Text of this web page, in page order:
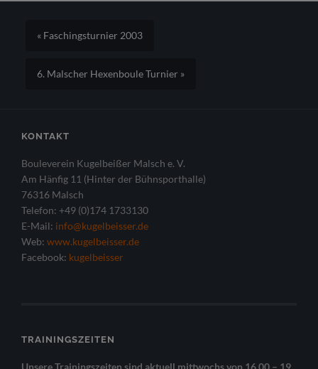
« Faschingsturnier 2003
6. Malscher Hexenboule Turnier »
KONTAKT
Bouleverein Kugelbeißer Malsch e. V.
Am Hänfig 11 (Hinter der Bühnsporthalle)
76316 Malsch
Telefon: +49 (0)174 1733130
E-Mail: info@kugelbeisser.de
Web: www.kugelbeisser.de
Facebook: kugelbeisser
TRAININGSZEITEN